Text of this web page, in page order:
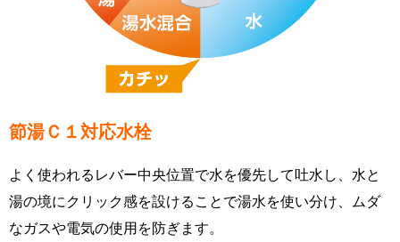
節湯Ｃ１対応水栓
よく使われるレバー中央位置で水を優先して吐水し、水と
湯の境にクリック感を設けることで湯水を使い分け、ムダ
なガスや電気の使用を防ぎます。